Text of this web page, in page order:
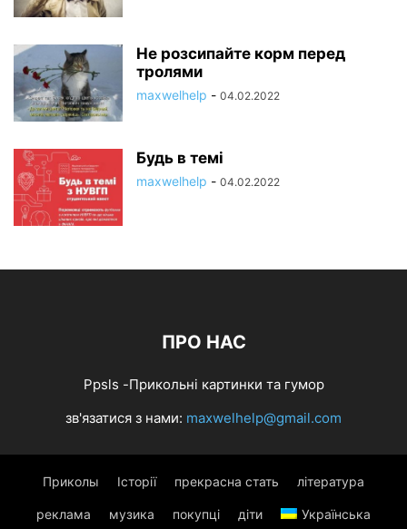
Не розсипайте корм перед
тролями
maxwelhelp - 04.02.2022
Будь в темі
maxwelhelp - 04.02.2022
ПРО НАС
Ppsls -Прикольні картинки та гумор
зв'язатися з нами: maxwelhelp@gmail.com
Приколы Історії прекрасна стать література
реклама музика покупці діти Українська